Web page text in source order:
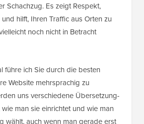
Schachzug. Es zeigt Respekt,
hilft, Ihren Traffic aus Orten zu
noch nicht in Betracht
führe ich Sie durch die besten
Website mehrsprachig zu
uns verschiedene Übersetzung-
man sie einrichtet und wie man
wählt, auch wenn man gerade erst